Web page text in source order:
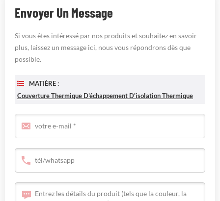
Envoyer Un Message
Si vous êtes intéressé par nos produits et souhaitez en savoir
plus, laissez un message ici, nous vous répondrons dès que
possible.
MATIÈRE :
Couverture Thermique D'échappement D'isolation Thermique